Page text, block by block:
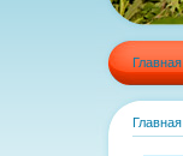
Главная
Главная